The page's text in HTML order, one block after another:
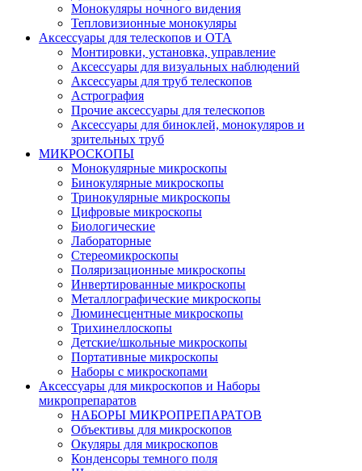
Монокуляры ночного видения
Тепловизионные монокуляры
Аксессуары для телескопов и ОТА
Монтировки, установка, управление
Аксессуары для визуальных наблюдений
Аксессуары для труб телескопов
Астрография
Прочие аксессуары для телескопов
Аксессуары для биноклей, монокуляров и
зрительных труб
МИКРОСКОПЫ
Монокулярные микроскопы
Бинокулярные микроскопы
Тринокулярные микроскопы
Цифровые микроскопы
Биологические
Лабораторные
Стереомикроскопы
Поляризационные микроскопы
Инвертированные микроскопы
Металлографические микроскопы
Люминесцентные микроскопы
Трихинеллоскопы
Детские/школьные микроскопы
Портативные микроскопы
Наборы с микроскопами
Аксессуары для микроскопов и Наборы
микропрепаратов
НАБОРЫ МИКРОПРЕПАРАТОВ
Объективы для микроскопов
Окуляры для микроскопов
Конденсоры темного поля